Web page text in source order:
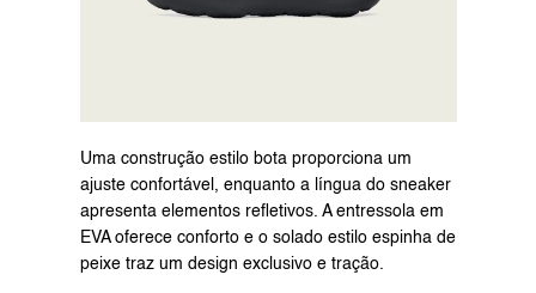
Uma construção estilo bota proporciona um
ajuste confortável, enquanto a língua do sneaker
apresenta elementos refletivos. A entressola em
EVA oferece conforto e o solado estilo espinha de
peixe traz um design exclusivo e tração.